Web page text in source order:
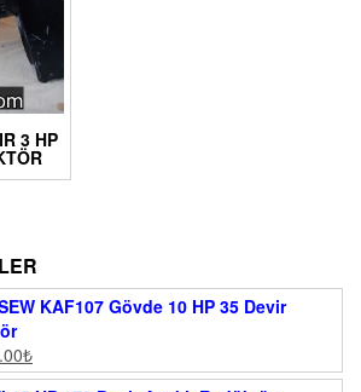
3 HP
KAF107 Gövde 10 HP 35 Devir
₺